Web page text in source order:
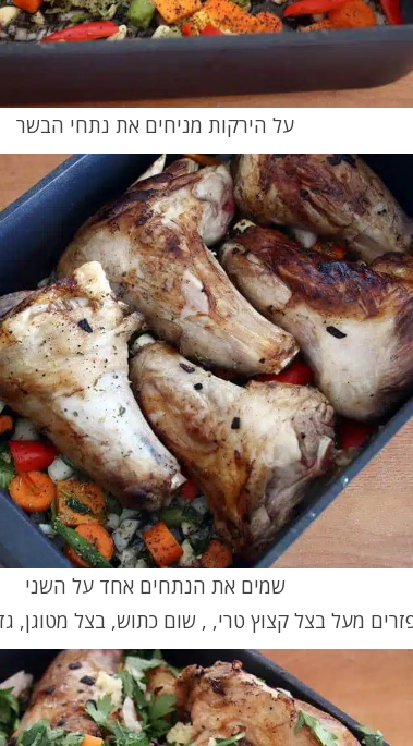
על הירקות מניחים את נתחי הבשר
שמים את הנתחים אחד על השני
מעל בצל קצוץ טרי, , שום כתוש, בצל מטוגן,